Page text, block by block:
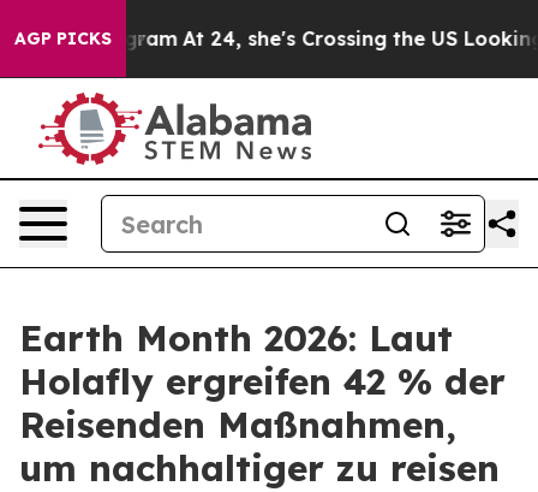
AGP PICKS
on Instagram At 24, she's Crossing the US Looking
Earth Month 2026: Laut
Holafly ergreifen 42 % der
Reisenden Maßnahmen,
um nachhaltiger zu reisen